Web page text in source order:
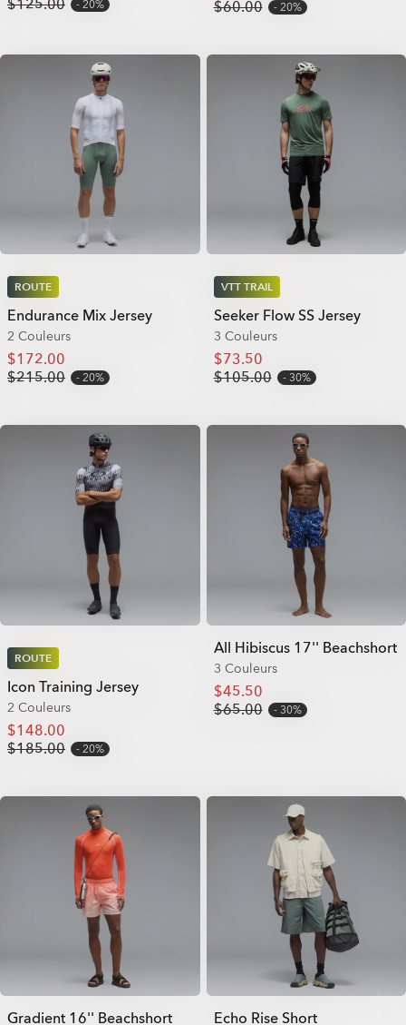
$125.00
20%
$60.00
20%
ROUTE
Endurance Mix Jersey
2 Couleurs
$172.00
$215.00
20%
VTT TRAIL
Seeker Flow SS Jersey
3 Couleurs
$73.50
$105.00
30%
ROUTE
Icon Training Jersey
2 Couleurs
$148.00
$185.00
20%
All Hibiscus 17'' Beachshort
3 Couleurs
$45.50
$65.00
30%
Gradient 16'' Beachshort Echo Rise Short